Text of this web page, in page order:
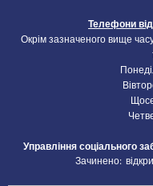
Телефони
Окрім зазначеного вище
Управління соціального
Натисніть, щоб
Зачинено: